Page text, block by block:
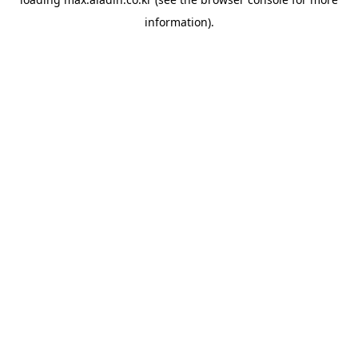
information).